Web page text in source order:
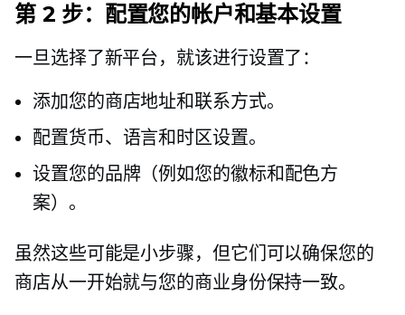
第 2 步：配置您的帐户和基本设置
一旦选择了新平台，就该进行设置了：
添加您的商店地址和联系方式。
配置货币、语言和时区设置。
设置您的品牌（例如您的徽标和配色方
案）。
虽然这些可能是小步骤，但它们可以确保您的
商店从一开始就与您的商业身份保持一致。